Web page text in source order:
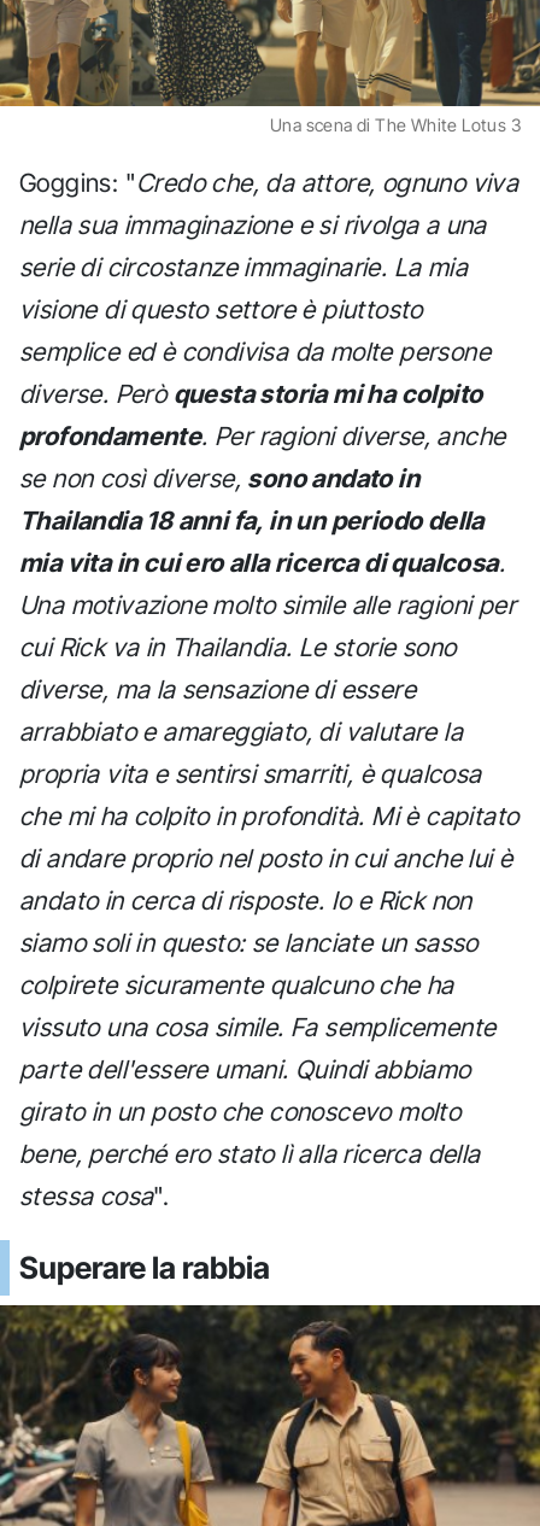
Una scena di The White Lotus 3
Goggins: "Credo che, da attore, ognuno viva
nella sua immaginazione e si rivolga a una
serie di circostanze immaginarie. La mia
visione di questo settore è piuttosto
semplice ed è condivisa da molte persone
diverse. Però questa storia mi ha colpito
profondamente. Per ragioni diverse, anche
se non così diverse, sono andato in
Thailandia 18 anni fa, in un periodo della
mia vita in cui ero alla ricerca di qualcosa.
Una motivazione molto simile alle ragioni per
cui Rick va in Thailandia. Le storie sono
diverse, ma la sensazione di essere
arrabbiato e amareggiato, di valutare la
propria vita e sentirsi smarriti, è qualcosa
che mi ha colpito in profondità. Mi è capitato
di andare proprio nel posto in cui anche lui è
andato in cerca di risposte. Io e Rick non
siamo soli in questo: se lanciate un sasso
colpirete sicuramente qualcuno che ha
vissuto una cosa simile. Fa semplicemente
parte dell'essere umani. Quindi abbiamo
girato in un posto che conoscevo molto
bene, perché ero stato lì alla ricerca della
stessa cosa".
Superare la rabbia